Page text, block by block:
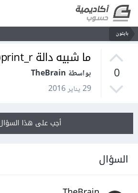
بايثون
0
ما شبيه دالة print_r() في بايثون؟
بواسطة TheBrain
29 يناير 2016
أجب على هذا السؤال
السؤال